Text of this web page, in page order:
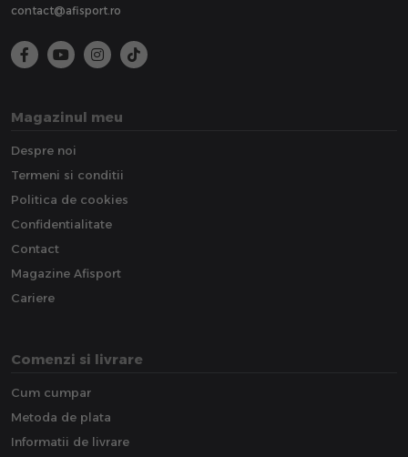
contact@afisport.ro
Magazinul meu
Despre noi
Termeni si conditii
Politica de cookies
Confidentialitate
Contact
Magazine Afisport
Cariere
Comenzi si livrare
Cum cumpar
Metoda de plata
Informatii de livrare